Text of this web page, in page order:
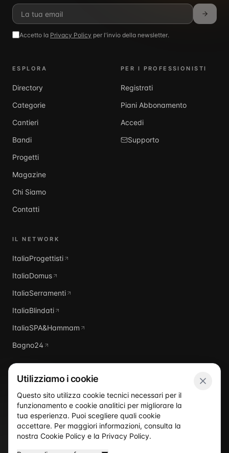
Accetto la Privacy Policy per l'invio della newsletter.
ESPLORA
Directory
Categorie
Cantieri
Bandi
Progetti
Magazine
Chi Siamo
Contatti
PER I PROFESSIONISTI
Registrati
Piani Abbonamento
Accedi
Supporto
IL NETWORK
ItaliaProgettisti
ItaliaDomus
ItaliaSerramenti
ItaliaBlindati
ItaliaSPA&Hammam
Bagno24
ItaliaPiscine
Utilizziamo i cookie
Questo sito utilizza cookie tecnici necessari per il
funzionamento e cookie analitici per migliorare la
tua esperienza. Puoi scegliere quali cookie
accettare. Per maggiori informazioni, consulta la
nostra Cookie Policy e la Privacy Policy.